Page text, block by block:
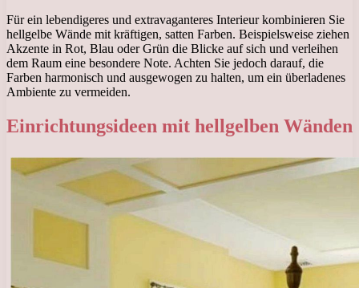
Für ein lebendigeres und extravaganteres Interieur kombinieren Sie
hellgelbe Wände mit kräftigen, satten Farben. Beispielsweise ziehen
Akzente in Rot, Blau oder Grün die Blicke auf sich und verleihen
dem Raum eine besondere Note. Achten Sie jedoch darauf, die
Farben harmonisch und ausgewogen zu halten, um ein überladenes
Ambiente zu vermeiden.
Einrichtungsideen mit hellgelben Wänden